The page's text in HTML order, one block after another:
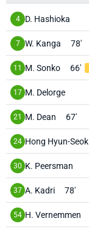
4 D. Hashioka
7 W. Kanga 78'
11 M. Sonko 66'
17 M. Delorge
21 M. Dean 67'
24 Hong Hyun-Seok
30 K. Peersman
37 A. Kadri 78'
54 H. Vernemmen